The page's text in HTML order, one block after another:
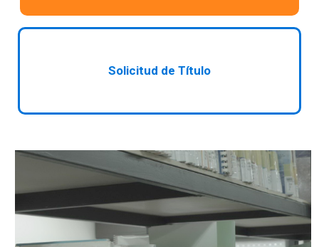
Solicitud de Título